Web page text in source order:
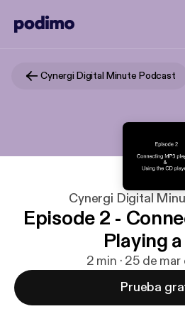
Cynergi Digital Minute Podcast
Cynergi Digital
Episode 2 -
Playing
2 min · 25 de
Prueba